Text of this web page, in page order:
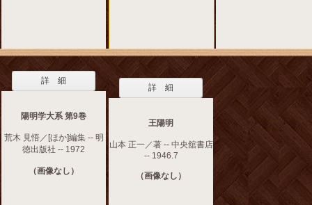
詳 細
陽明学大系 第9巻
荒木 見悟／[ほか]編集 -- 明
徳出版社 -- 1972
（画像なし）
詳 細
王陽明
山本 正一／著 -- 中央舘書店
-- 1946.7
（画像なし）